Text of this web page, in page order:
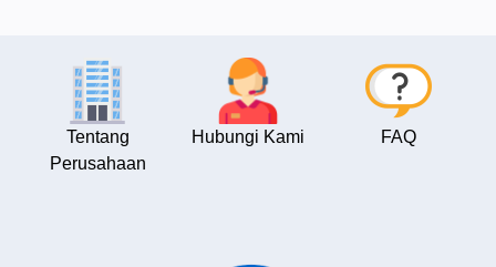
Tentang
Perusahaan
Hubungi Kami FAQ